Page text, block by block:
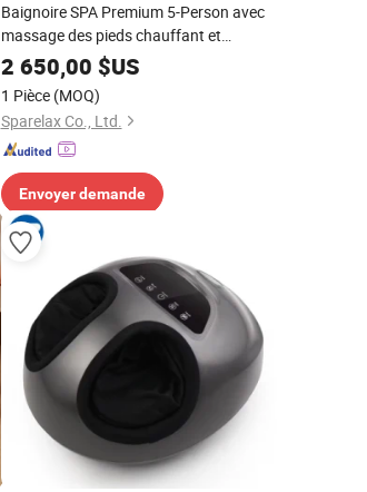
Baignoire SPA Premium 5-Person avec
massage des pieds chauffant et
couverture
2 650,00 $US
1 Pièce (MOQ)
Sparelax Co., Ltd.
Envoyer demande